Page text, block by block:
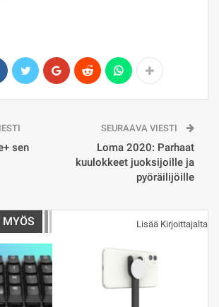
sen
SEURAAVA VIESTI
Loma 2020: Parhaat
kuulokkeet juoksijoille ja
pyöräilijöille
Lisää Kirjoittajalta